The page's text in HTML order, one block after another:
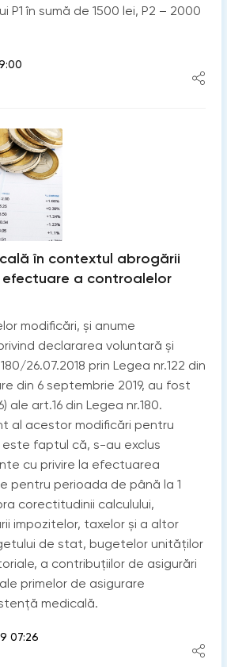
în sumă de 1500 lei, P2 – 2000
în contextul abrogării
a controalelor
modificări, și anume
declararea voluntară şi
26.07.2018 prin Legea nr.122 din
din 6 septembrie 2019, au fost
ale art.16 din Legea nr.180.
al acestor modificări pentru
faptul că, s-au exclus
cu privire la efectuarea
pentru perioada de până la 1
corectitudinii calculului,
impozitelor, taxelor și a altor
de stat, bugetelor unităţilor
a contribuţiilor de asigurări
primelor de asigurare
medicală.
07:26